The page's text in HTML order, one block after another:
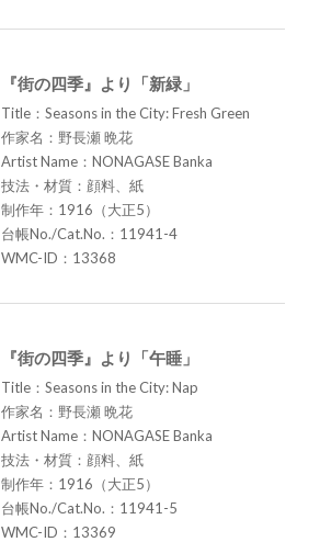
『街の四季』より「新緑」
Title：Seasons in the City: Fresh Green
作家名：野長瀬 晩花
Artist Name：NONAGASE Banka
技法・材質：顔料、紙
制作年：1916（大正5）
台帳No./Cat.No.：11941-4
WMC-ID：13368
『街の四季』より「午睡」
Title：Seasons in the City: Nap
作家名：野長瀬 晩花
Artist Name：NONAGASE Banka
技法・材質：顔料、紙
制作年：1916（大正5）
台帳No./Cat.No.：11941-5
WMC-ID：13369